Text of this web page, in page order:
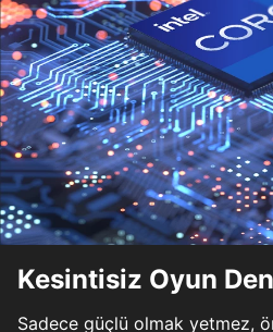
Kesintisiz Oyun
Sadece güçlü olmak yetmez,